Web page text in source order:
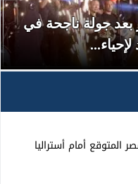
بعد جولة ناجحة في
أمام أستراليا